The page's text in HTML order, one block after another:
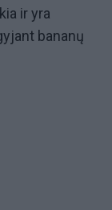
ir yra
bananų